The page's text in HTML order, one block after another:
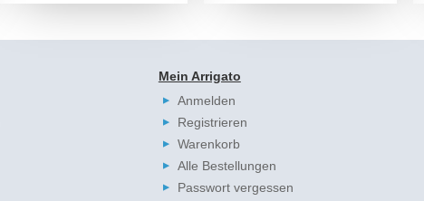
Mein Arrigato
Anmelden
Registrieren
Warenkorb
Alle Bestellungen
Passwort vergessen